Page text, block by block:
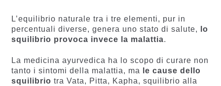
L’equilibrio naturale tra i tre elementi, pur in
percentuali diverse, genera uno stato di salute,
lo
squilibrio provoca invece la malattia.
La medicina ayurvedica ha lo scopo di curare non
tanto i sintomi della malattia, ma
le cause dello
squilibrio tra Vata, Pitta, Kapha, squilibrio alla